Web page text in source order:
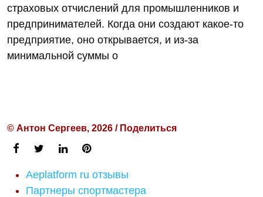
страховых отчислений для промышленников и
предпринимателей. Когда они создают какое-то
предприятие, оно открывается, и из-за
минимальной суммы о
© Антон Сергеев, 2026 / Поделиться
Aeplatform ru отзывы
Партнеры спортмастера